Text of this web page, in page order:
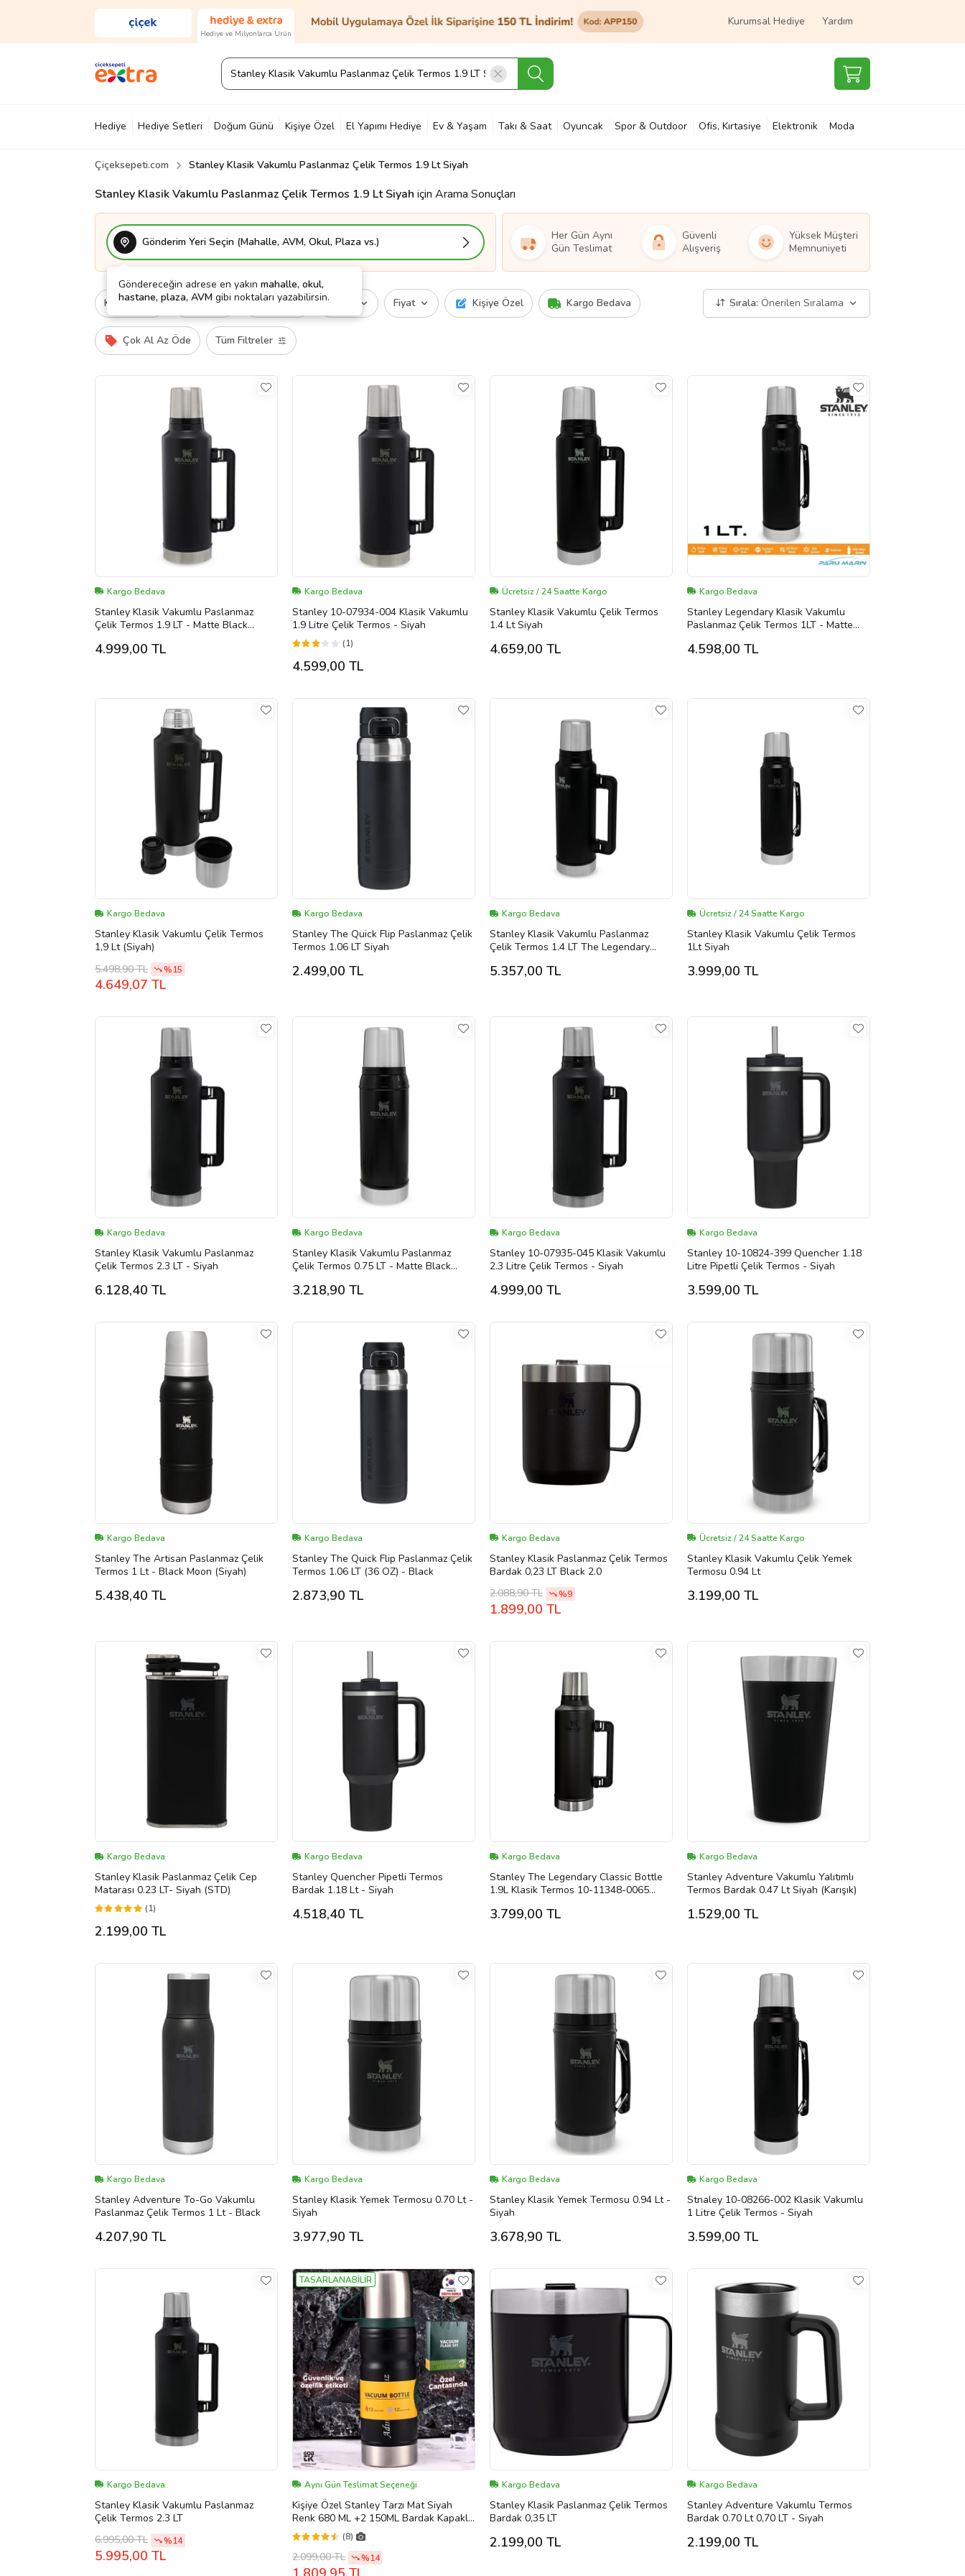
Hediye ve Milyonlarca Ürün
Kurumsal Hediye Yardım
Hediye Hediye Setleri Doğum Günü Kişiye Özel El Yapımı Hediye Ev & Yaşam Takı & Saat Oyuncak Spor & Outdoor Ofis, Kırtasiye Elektronik Moda
Diğer Ayakkabı & Çanta Parfüm Yapı Market & Bahçe Petshop Kozmetik
Çiçeksepeti.com Stanley Klasik Vakumlu Paslanmaz Çelik Termos 1.9 Lt Siyah
Stanley Klasik Vakumlu Paslanmaz Çelik Termos 1.9 Lt Siyah için Arama Sonuçları
Gönderim Yeri Seçin (Mahalle, AVM, Okul, Plaza vs.)
Göndereceğin adrese en yakın mahalle, okul,
hastane, plaza, AVM gibi noktaları yazabilirsin.
Her Gün Aynı
Gün Teslimat
Güvenli
Alışveriş
Yüksek Müşteri
Memnuniyeti
Kategori Ne İçin Cinsiyet Marka Fiyat Kişiye Özel Kargo Bedava
Çok Al Az Öde Tüm Filtreler
Sırala: Önerilen Sıralama
Kargo Bedava
Stanley Klasik Vakumlu Paslanmaz
Çelik Termos 1.9 LT - Matte Black
4.999,00 TL
Kargo Bedava
Stanley 10-07934-004 Klasik Vakumlu
1.9 Litre Çelik Termos - Siyah
(1)
4.599,00 TL
Ücretsiz / 24 Saatte Kargo
Stanley Klasik Vakumlu Çelik Termos
1.4 Lt Siyah
4.659,00 TL
Kargo Bedava
Stanley Legendary Klasik Vakumlu
Paslanmaz Çelik Termos 1LT - Matte
4.598,00 TL
Kargo Bedava
Stanley Klasik Vakumlu Çelik Termos
1,9 Lt (Siyah)
5.498,90 TL
%15
4.649,07 TL
Kargo Bedava
Stanley The Quick Flip Paslanmaz Çelik
Termos 1.06 LT Siyah
2.499,00 TL
Kargo Bedava
Stanley Klasik Vakumlu Paslanmaz
Çelik Termos 1.4 LT The Legendary
Pebble
5.357,00 TL
Ücretsiz / 24 Saatte Kargo
Stanley Klasik Vakumlu Çelik Termos
1Lt Siyah
3.999,00 TL
Kargo Bedava
Stanley Klasik Vakumlu Paslanmaz
Çelik Termos 2.3 LT - Siyah
6.128,40 TL
Kargo Bedava
Stanley Klasik Vakumlu Paslanmaz
Çelik Termos 0.75 LT - Matte Black
3.218,90 TL
Kargo Bedava
Stanley 10-07935-045 Klasik Vakumlu
2.3 Litre Çelik Termos - Siyah
4.999,00 TL
Kargo Bedava
Stanley 10-10824-399 Quencher 1.18
Litre Pipetli Çelik Termos - Siyah
3.599,00 TL
Kargo Bedava
Stanley The Artisan Paslanmaz Çelik
Termos 1 Lt - Black Moon (Siyah)
5.438,40 TL
Kargo Bedava
Stanley The Quick Flip Paslanmaz Çelik
Termos 1.06 LT (36 OZ) - Black
2.873,90 TL
Kargo Bedava
Stanley Klasik Paslanmaz Çelik Termos
Bardak 0,23 LT Black 2.0
2.088,90 TL
%9
1.899,00 TL
Ücretsiz / 24 Saatte Kargo
Stanley Klasik Vakumlu Çelik Yemek
Termosu 0.94 Lt
3.199,00 TL
Kargo Bedava
Stanley Klasik Paslanmaz Çelik Cep
Matarası 0.23 LT- Siyah (STD)
(1)
2.199,00 TL
Kargo Bedava
Stanley Quencher Pipetli Termos
Bardak 1.18 Lt - Siyah
4.518,40 TL
Kargo Bedava
Stanley The Legendary Classic Bottle
1.9L Klasik Termos 10-11348-0065
3.799,00 TL
Kargo Bedava
Stanley Adventure Vakumlu Yalıtımlı
Termos Bardak 0.47 Lt Siyah (Karışık)
1.529,00 TL
Kargo Bedava
Stanley Adventure To-Go Vakumlu
Paslanmaz Çelik Termos 1 Lt - Black
4.207,90 TL
Kargo Bedava
Stanley Klasik Yemek Termosu 0.70 Lt -
Siyah
3.977,90 TL
Kargo Bedava
Stanley Klasik Yemek Termosu 0.94 Lt -
Siyah
3.678,90 TL
Kargo Bedava
Stnaley 10-08266-002 Klasik Vakumlu
1 Litre Çelik Termos - Siyah
3.599,00 TL
Kargo Bedava
Stanley Klasik Vakumlu Paslanmaz
Çelik Termos 2.3 LT
6.995,00 TL
%14
5.995,00 TL
TASARLANABİLİR
Aynı Gün Teslimat Seçeneği
Kişiye Özel Stanley Tarzı Mat Siyah
Renk 680 ML +2 150ML Bardak Kapaklı
Özel Çantasında Vakumlu Premium
Paslanmaz Çelik Termos GDTK-90002
(8)
2.099,00 TL %14
Kargo Bedava
Stanley Klasik Paslanmaz Çelik Termos
Bardak 0,35 LT
2.199,00 TL
Kargo Bedava
Stanley Adventure Vakumlu Termos
Bardak 0.70 Lt 0,70 LT - Siyah
2.199,00 TL